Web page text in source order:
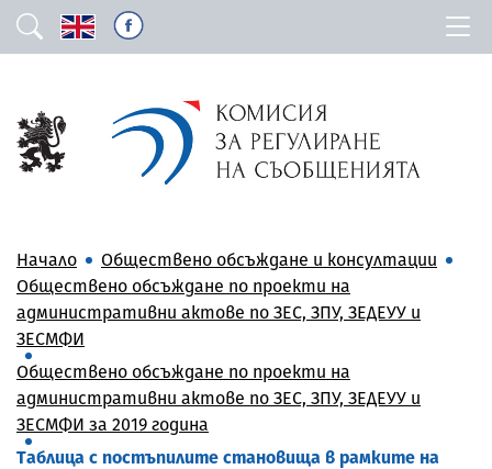
Начало
Обществено обсъждане и консултации
Обществено обсъждане по проекти на
административни актове по ЗЕС, ЗПУ, ЗЕДЕУУ и
ЗЕСМФИ
Обществено обсъждане по проекти на
административни актове по ЗЕС, ЗПУ, ЗЕДЕУУ и
ЗЕСМФИ за 2019 година
Tаблица с постъпилите становища в рамките на